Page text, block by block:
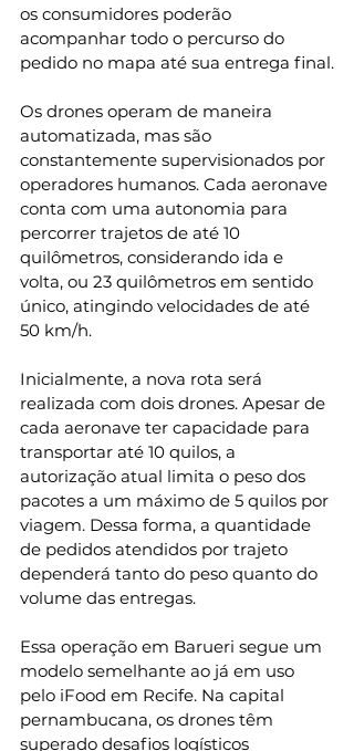
os consumidores poderão
acompanhar todo o percurso do
pedido no mapa até sua entrega final.
Os drones operam de maneira
automatizada, mas são
constantemente supervisionados por
operadores humanos. Cada aeronave
conta com uma autonomia para
percorrer trajetos de até 10
quilômetros, considerando ida e
volta, ou 23 quilômetros em sentido
único, atingindo velocidades de até
50 km/h.
Inicialmente, a nova rota será
realizada com dois drones. Apesar de
cada aeronave ter capacidade para
transportar até 10 quilos, a
autorização atual limita o peso dos
pacotes a um máximo de 5 quilos por
viagem. Dessa forma, a quantidade
de pedidos atendidos por trajeto
dependerá tanto do peso quanto do
volume das entregas.
Essa operação em Barueri segue um
modelo semelhante ao já em uso
pelo iFood em Recife. Na capital
pernambucana, os drones têm
superado desafios logísticos